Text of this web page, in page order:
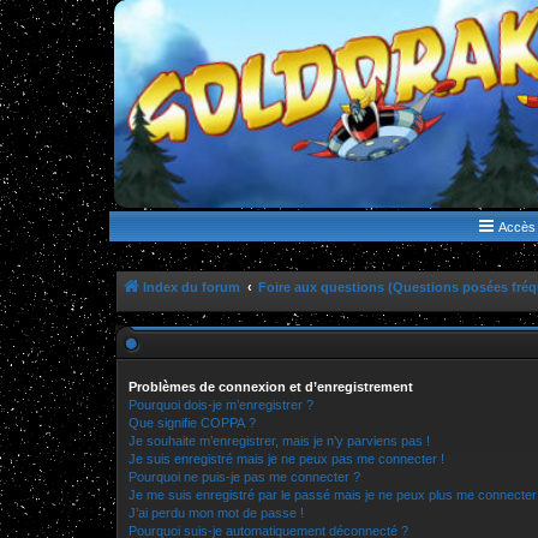
WWW.GOLDORAKGO.COM
le site de la Lune Rouge
Accès
Index du forum Foire aux questions (Questions posées
Problèmes de connexion et d’enregistrement
Pourquoi dois-je m’enregistrer ?
Que signifie COPPA ?
Je souhaite m’enregistrer, mais je n’y parviens pas !
Je suis enregistré mais je ne peux pas me connecter !
Pourquoi ne puis-je pas me connecter ?
Je me suis enregistré par le passé mais je ne peux plus me connecter
J’ai perdu mon mot de passe !
Pourquoi suis-je automatiquement déconnecté ?